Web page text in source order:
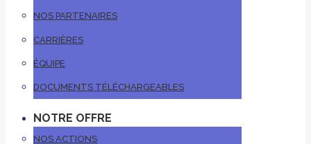
NOS PARTENAIRES
CARRIÈRES
ÉQUIPE
DOCUMENTS TÉLÉCHARGEABLES
NOTRE OFFRE
NOS ACTIONS